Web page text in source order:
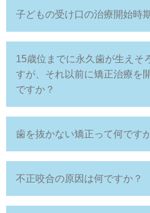
子どもの受け口の治療開始時
15歳位までに永久歯が生えそ
すが、それ以前に矯正治療を
ですか？
歯を抜かない矯正って何です
不正咬合の原因は何ですか？